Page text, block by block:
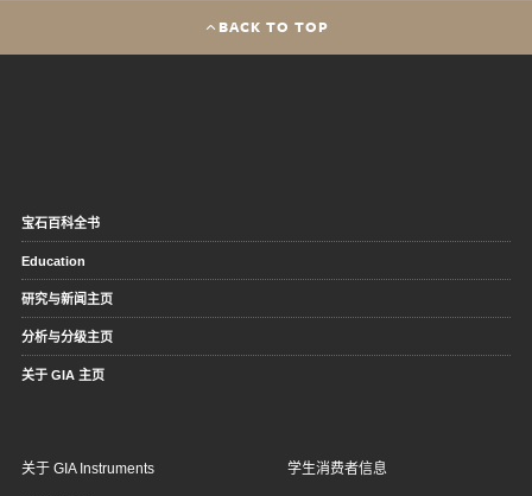
BACK TO TOP
宝石百科全书
Education
研究与新闻主页
分析与分级主页
关于 GIA 主页
关于 GIA Instruments 学生消费者信息